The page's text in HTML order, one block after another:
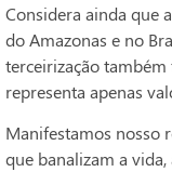
Considera ainda que
do Amazonas e no
terceirização
representa apenas
Manifestamos nosso
que banalizam a